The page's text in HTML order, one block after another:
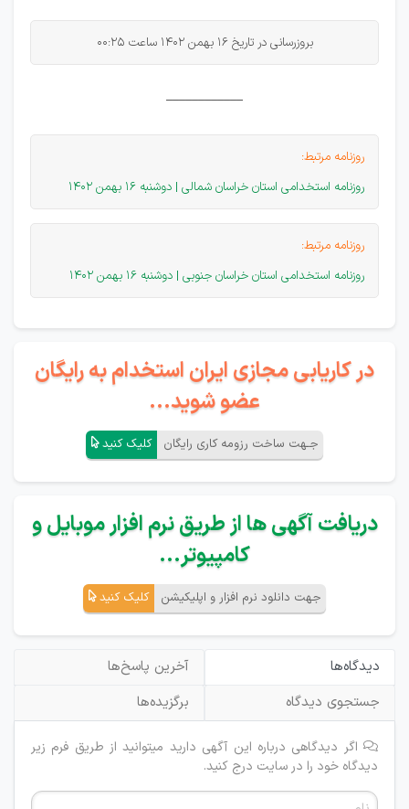
بروزرسانی در تاریخ 16 بهمن 1402 ساعت 00:25
____________
روزنامه مرتبط:
روزنامه استخدامی استان خراسان شمالی | دوشنبه 16 بهمن 1402
روزنامه مرتبط:
روزنامه استخدامی استان خراسان جنوبی | دوشنبه 16 بهمن 1402
در کاریابی مجازی ایران استخدام به رایگان
عضو شوید...
جـهت ساخت رزومه کاری رایگان کلیک کنید
دریافت آگهی ها از طریق نرم افزار موبایل و
کامپیوتر...
جهت دانلود نرم افزار و اپلیکیشن کلیک کنید
دیدگاه‌ها
آخرین پاسخ‌ها
جستجوی دیدگاه
برگزیده‌ها
اگر دیدگاهی درباره این آگهی دارید میتوانید از طریق فرم زیر
دیدگاه خود را در سایت درج کنید.